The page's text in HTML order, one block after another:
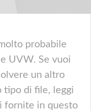
probabile
UVW. Se vuoi
un altro
tipo di file, leggi
fornite in questo